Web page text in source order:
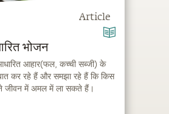
Article
भोजन
आहार(फल, कच्ची सब्जी) के
कर रहे हैं और समझा रहे हैं कि किस
जीवन में अमल में ला सकते हैं।